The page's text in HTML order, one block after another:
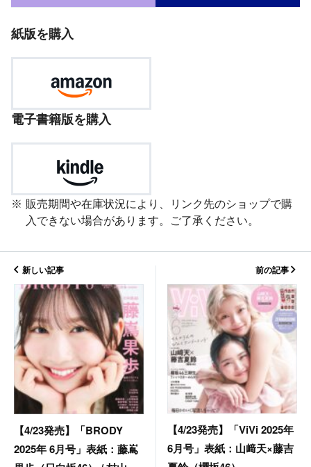
紙版を購入
電子書籍版を購入
販売期間や在庫状況により、リンク先のショップで購
入できない場合があります。ご了承ください。
新しい記事
【4/23発売】「BRODY
2025年 6月号」表紙：藤嶌
前の記事
【4/23発売】「ViVi 2025年
6月号」表紙：山﨑天×藤吉